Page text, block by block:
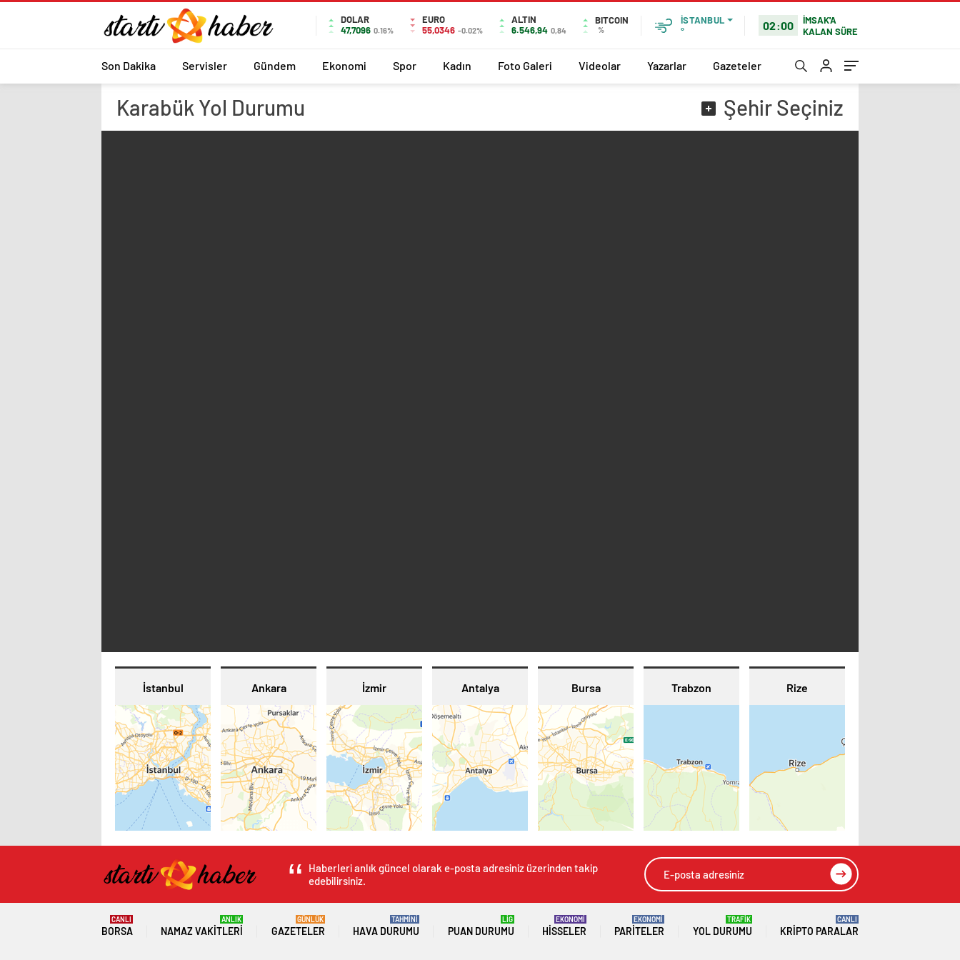
DOLAR
47,7096 0.16%
EURO
55,0346 -0.02%
ALTIN
6.546,94 0,84
BITCOIN
%
İSTANBUL
°
02:00
İMSAK'A
KALAN SÜRE
Son Dakika Servisler Gündem Ekonomi Spor Kadın Foto Galeri Videolar Yazarlar Gazeteler
Karabük Yol Durumu ŞehirSeçiniz
İstanbul Ankara İzmir Antalya Bursa Trabzon Rize
Haberleri anlık güncel olarak e-posta adresiniz üzerinden takip
edebilirsiniz.
BORSA
CANLI
NAMAZ VAKITLERI
ANLIK
GAZETELER
GÜNLÜK
HAVA DURUMU
TAHMİNİ
PUAN DURUMU
LİG
HISSELER
EKONOMİ
PARITELER
EKONOMİ
YOL DURUMU
TRAFİK
KRIPTO PARALAR
CANLI